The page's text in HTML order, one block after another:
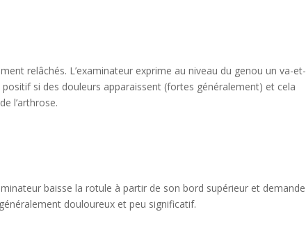
relâchés. L’examinateur exprime au niveau du genou un va-et-
si des douleurs apparaissent (fortes généralement) et cela
l’arthrose.
baisse la rotule à partir de son bord supérieur et demande
douloureux et peu significatif.